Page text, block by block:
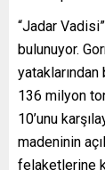
“Jadar
bulunuyor.
136 milyon
10’unu
madeninin
felaketlerine